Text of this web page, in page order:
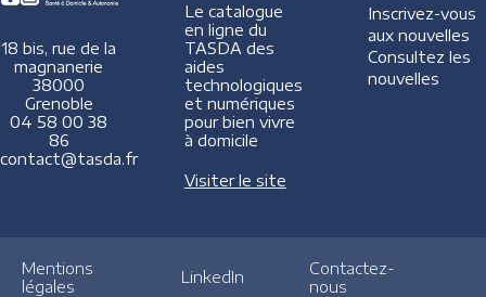
18 bis, rue de la
magnanerie
38000
Grenoble
04 58 00 38
86
contact@tasda.fr
Le catalogue
en ligne du
TASDA des
aides
technologiques
et numériques
pour bien vivre
à domicile
Visiter le site
Inscrivez-vous
aux nouvelles
Consultez les
nouvelles
Mentions
légales
LinkedIn
Contactez-
nous